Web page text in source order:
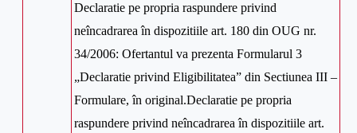
Declaratie pe propria raspundere privind
neîncadrarea în dispozitiile art. 180 din OUG nr.
34/2006: Ofertantul va prezenta Formularul 3
„Declaratie privind Eligibilitatea” din Sectiunea III –
Formulare, în original.Declaratie pe propria
raspundere privind neîncadrarea în dispozitiile art.